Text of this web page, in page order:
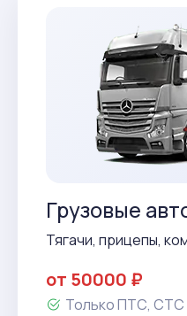
Грузовые
Тягачи, прицепы,
от 50000 ₽
Только ПТС, СТС